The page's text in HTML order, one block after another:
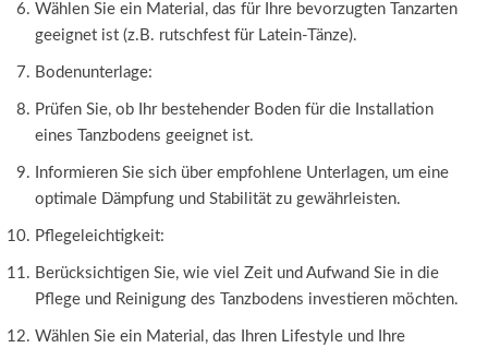
Wählen Sie ein Material, das für Ihre bevorzugten Tanzarten
geeignet ist (z.B. rutschfest für Latein-Tänze).
Bodenunterlage:
Prüfen Sie, ob Ihr bestehender Boden für die Installation
eines Tanzbodens geeignet ist.
Informieren Sie sich über empfohlene Unterlagen, um eine
optimale Dämpfung und Stabilität zu gewährleisten.
Pflegeleichtigkeit:
Berücksichtigen Sie, wie viel Zeit und Aufwand Sie in die
Pflege und Reinigung des Tanzbodens investieren möchten.
Wählen Sie ein Material, das Ihren Lifestyle und Ihre